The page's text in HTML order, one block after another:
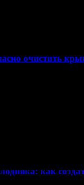
очистить
как